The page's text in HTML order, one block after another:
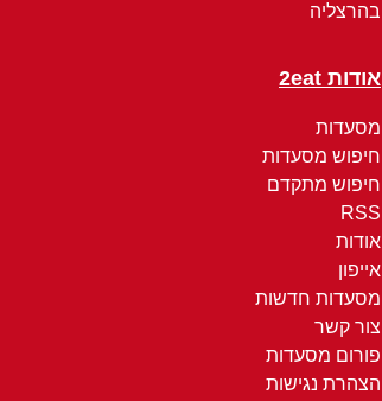
בהרצליה
אודות 2eat
מסעדות
חיפוש מסעדות
חיפוש מתקדם
RSS
אודות
אייפון
מסעדות חדשות
צור קשר
פורום מסעדות
הצהרת נגישות